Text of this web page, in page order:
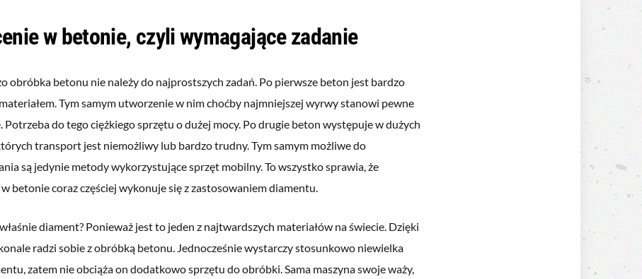
w betonie, czyli wymagające zadanie
obróbka betonu nie należy do najprostszych zadań. Po pierwsze beton jest bardzo
Tym samym utworzenie w nim choćby najmniejszej wyrwy stanowi pewne
Potrzeba do tego ciężkiego sprzętu o dużej mocy. Po drugie beton występuje w dużych
transport jest niemożliwy lub bardzo trudny. Tym samym możliwe do
są jedynie metody wykorzystujące sprzęt mobilny. To wszystko sprawia, że
betonie coraz częściej wykonuje się z zastosowaniem diamentu.
diament? Ponieważ jest to jeden z najtwardszych materiałów na świecie. Dzięki
radzi sobie z obróbką betonu. Jednocześnie wystarczy stosunkowo niewielka
zatem nie obciąża on dodatkowo sprzętu do obróbki. Sama maszyna swoje waży,